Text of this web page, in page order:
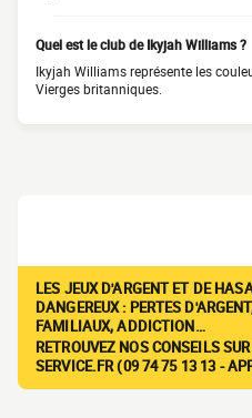
Quel est le club de Ikyjah Williams ?
Ikyjah Williams représente les
Vierges britanniques.
LES JEUX D'ARGENT ET DE
DANGEREUX : PERTES
FAMILIAUX, ADDICTION…
RETROUVEZ NOS CONSEILS
SERVICE.FR (09 74 75 13 13 -